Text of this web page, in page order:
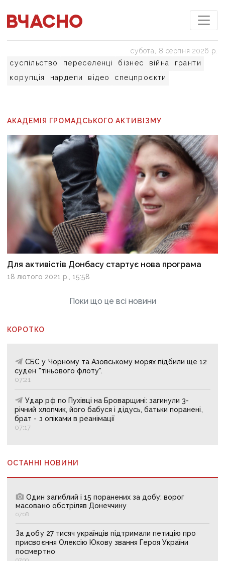
суспільство переселенці бізнес війна
гранти
корупція
нардепи відео спецпроєкти
субота, 8 серпня 2026 р.
АКАДЕМІЯ ГРОМАДСЬКОГО АКТИВІЗМУ
Для активістів Донбасу стартує нова програма
18 лютого 2021 р., 15:58
Поки що це всі новини
КОРОТКО
СБС у Чорному та Азовському морях підбили ще 12
суден "тіньового флоту".
07:21
Удар рф по Пухівці на Броварщині: загинули 3-
річний хлопчик, його бабуся і дідусь, батьки поранені,
брат - з опіками в реанімації
07:17
ОСТАННІ НОВИНИ
Один загиблий і 15 поранених за добу: ворог
масовано обстріляв Донеччину
07:08
За добу 27 тисяч українців підтримали петицію про
присвоєння Олексію Юкову звання Героя України
посмертно